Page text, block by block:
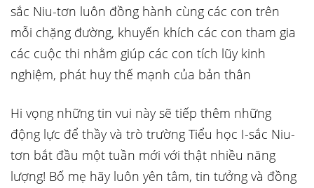
sắc Niu-tơn luôn đồng hành cùng các con trên
mỗi chặng đường, khuyến khích các con tham gia
các cuộc thi nhằm giúp các con tích lũy kinh
nghiệm, phát huy thế mạnh của bản thân
Hi vọng những tin vui này sẽ tiếp thêm những
động lực để thầy và trò trường Tiểu học I-sắc Niu-
tơn bắt đầu một tuần mới với thật nhiều năng
lượng! Bố mẹ hãy luôn yên tâm, tin tưởng và đồng